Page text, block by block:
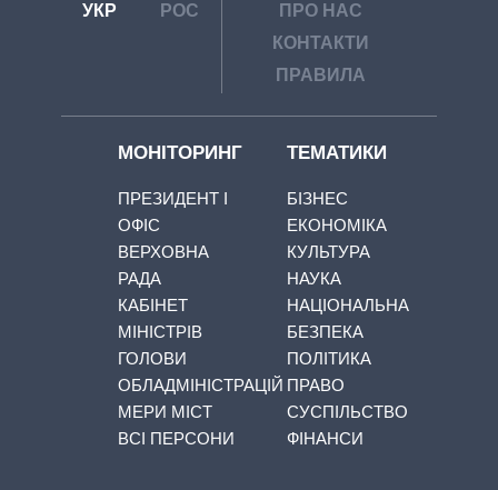
УКР РОС
ПРО НАС
КОНТАКТИ
ПРАВИЛА
МОНІТОРИНГ
ПРЕЗИДЕНТ І
ОФІС
ВЕРХОВНА
РАДА
КАБІНЕТ
МІНІСТРІВ
ГОЛОВИ
ОБЛАДМІНІСТРАЦІЙ
МЕРИ МІСТ
ВСІ ПЕРСОНИ
ТЕМАТИКИ
БІЗНЕС
ЕКОНОМІКА
КУЛЬТУРА
НАУКА
НАЦІОНАЛЬНА
БЕЗПЕКА
ПОЛІТИКА
ПРАВО
СУСПІЛЬСТВО
ФІНАНСИ